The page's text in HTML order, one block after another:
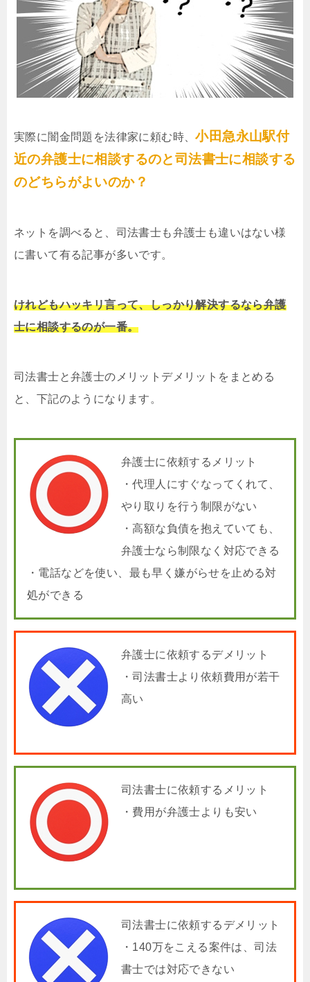
実際に闇金問題を法律家に頼む時、小田急永山駅付
近の弁護士に相談するのと司法書士に相談する
のどちらがよいのか？
ネットを調べると、司法書士も弁護士も違いはない様
に書いて有る記事が多いです。
けれどもハッキリ言って、しっかり解決するなら弁護
士に相談するのが一番。
司法書士と弁護士のメリットデメリットをまとめる
と、下記のようになります。
弁護士に依頼するメリット
・代理人にすぐなってくれて、
やり取りを行う制限がない
・高額な負債を抱えていても、
弁護士なら制限なく対応できる
・電話などを使い、最も早く嫌がらせを止める対
処ができる
弁護士に依頼するデメリット
・司法書士より依頼費用が若干
高い
司法書士に依頼するメリット
・費用が弁護士よりも安い
司法書士に依頼するデメリット
・140万をこえる案件は、司法
書士では対応できない